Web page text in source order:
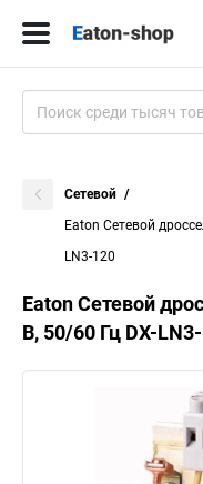
Сетевой
Eaton Сетевой
LN3-120
Eaton Сетевой
В, 50/60 Гц DX-